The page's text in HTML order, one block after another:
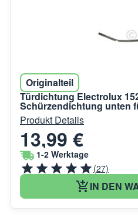
Originalteil
Türdichtung Electrolux
Schürzendichtung unten
Produkt Details
13,99 €
1-2 Werktage
(27)
IN DEN